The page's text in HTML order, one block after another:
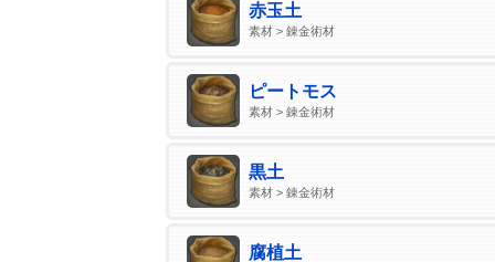
赤玉土
素材 > 錬金術材
ピートモス
素材 > 錬金術材
黒土
素材 > 錬金術材
腐植土